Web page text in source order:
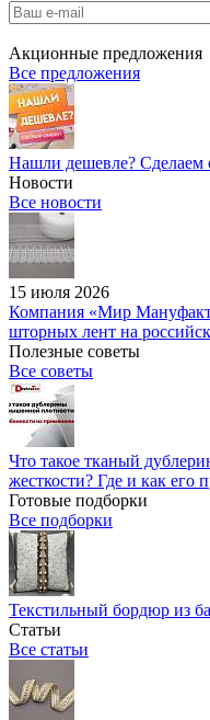
Акционные предложения
Все предложения
Нашли дешевле? Сделаем
Новости
Все новости
15 июля 2026
Компания «Мир
шторных лент на
Полезные советы
Все советы
Что такое тканый
жесткости? Где и как его
Готовые подборки
Все подборки
Текстильный бордюр из
Статьи
Все статьи